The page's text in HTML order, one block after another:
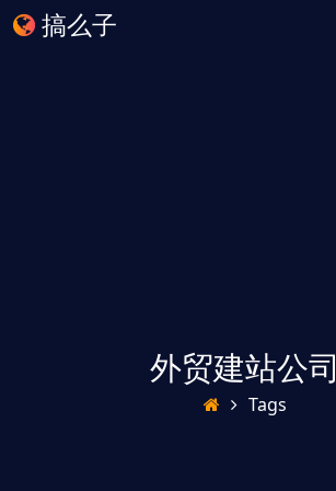
搞么子
外贸建站公司
Tags